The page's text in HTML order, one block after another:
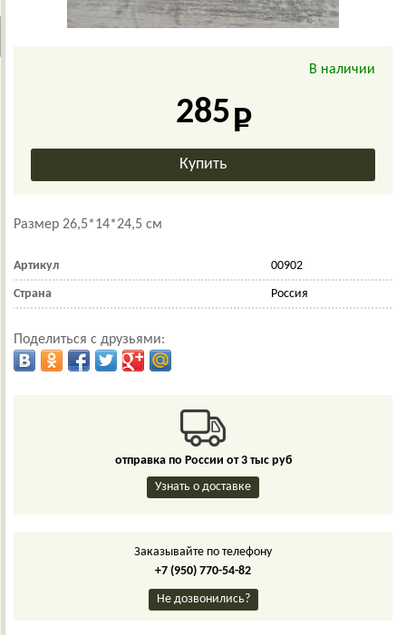
В наличии
285
Размер 26,5*14*24,5 см
Артикул 00902
Страна Россия
Поделиться с друзьями:
отправка по России от 3 тыс руб
Узнать о доставке
Заказывайте по телефону
+7 (950) 770-54-82
Не дозвонились?